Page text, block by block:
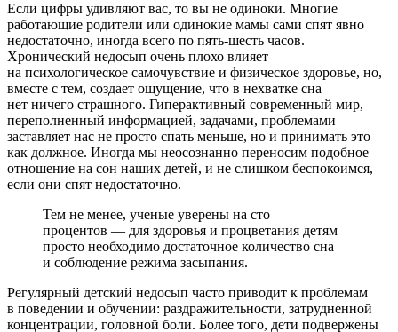
Если цифры удивляют вас, то вы не одиноки. Многие
работающие родители или одинокие мамы сами спят явно
недостаточно, иногда всего по пять-шесть часов.
Хронический недосып очень плохо влияет
на психологическое самочувствие и физическое здоровье, но,
вместе с тем, создает ощущение, что в нехватке сна
нет ничего страшного. Гиперактивный современный мир,
переполненный информацией, задачами, проблемами
заставляет нас не просто спать меньше, но и принимать это
как должное. Иногда мы неосознанно переносим подобное
отношение на сон наших детей, и не слишком беспокоимся,
если они спят недостаточно.
Тем не менее, ученые уверены на сто
процентов — для здоровья и процветания детям
просто необходимо достаточное количество сна
и соблюдение режима засыпания.
Регулярный детский недосып часто приводит к проблемам
в поведении и обучении: раздражительности, затрудненной
концентрации, головной боли. Более того, дети подвержены